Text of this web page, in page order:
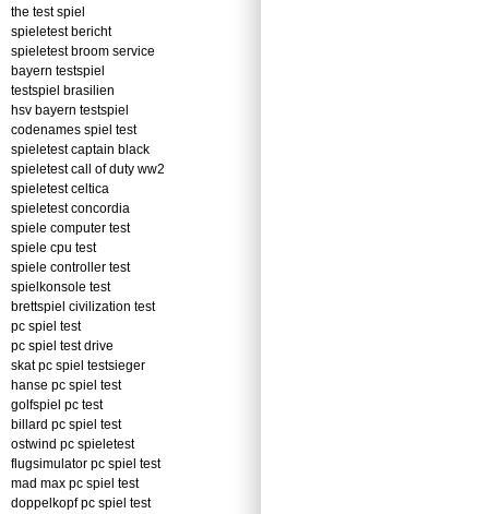
the test spiel
spieletest bericht
spieletest broom service
bayern testspiel
testspiel brasilien
hsv bayern testspiel
codenames spiel test
spieletest captain black
spieletest call of duty ww2
spieletest celtica
spieletest concordia
spiele computer test
spiele cpu test
spiele controller test
spielkonsole test
brettspiel civilization test
pc spiel test
pc spiel test drive
skat pc spiel testsieger
hanse pc spiel test
golfspiel pc test
billard pc spiel test
ostwind pc spieletest
flugsimulator pc spiel test
mad max pc spiel test
doppelkopf pc spiel test